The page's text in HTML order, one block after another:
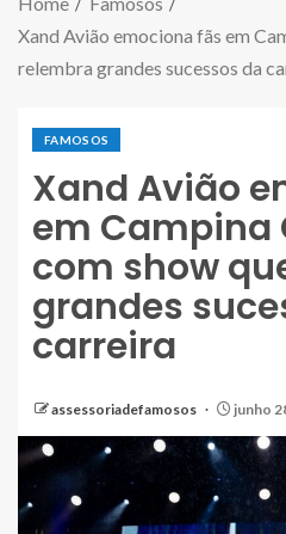
Xand Avião emociona fãs em
relembra grandes sucessos da
FAMOSOS
Xand Avião
em Campina
com show
grandes
carreira
assessoriadefamosos junho